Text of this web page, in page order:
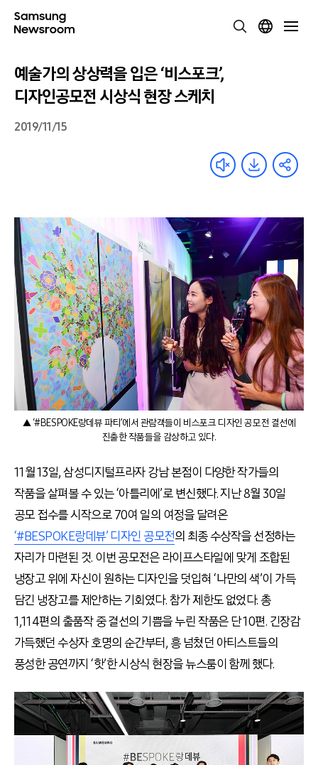
예술가의 상상력을 입은 ‘비스포크’,
디자인공모전 시상식 현장 스케치
2019/11/15
▲ ‘#BESPOKE랑데뷰 파티’에서 관람객들이 비스포크 디자인 공모전 결선에
진출한 작품들을 감상하고 있다.
11월 13일, 삼성디지털프라자 강남 본점이 다양한 작가들의
작품을 살펴볼 수 있는 ‘아틀리에’로 변신했다. 지난 8월 30일
공모 접수를 시작으로 70여 일의 여정을 달려온
‘#BESPOKE랑데뷰’ 디자인 공모전의 최종 수상작을 선정하는
자리가 마련된 것. 이번 공모전은 라이프스타일에 맞게 조합된
냉장고 위에 자신이 원하는 디자인을 덧입혀 ‘나만의 색’이 가득
담긴 냉장고를 제안하는 기회였다. 참가 제한도 없었다. 총
1,114편의 출품작 중 결선의 기쁨을 누린 작품은 단 10편. 긴장감
가득했던 수상자 호명의 순간부터, 흥 넘쳤던 아티스트들의
풍성한 공연까지 ‘핫’한 시상식 현장을 뉴스룸이 함께 했다.